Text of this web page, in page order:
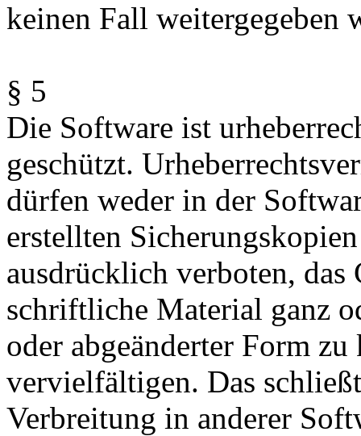
keinen Fall weitergegeben
§ 5
Die Software ist
geschützt.
dürfen weder in der
erstellten
ausdrücklich verboten, das
schriftliche Material ganz
oder abgeänderter Form
vervielfältigen. Das
Verbreitung in anderer